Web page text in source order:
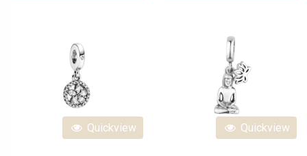
Quickview Quickview